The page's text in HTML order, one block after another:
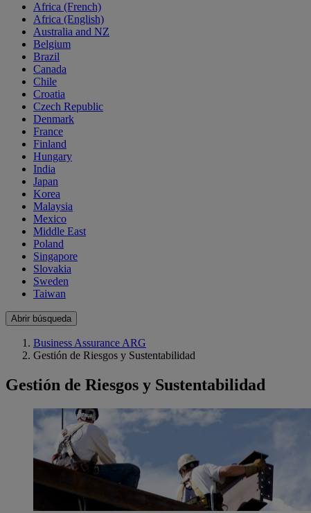
Africa (French)
Africa (English)
Australia and NZ
Belgium
Brazil
Canada
Chile
Croatia
Czech Republic
Denmark
France
Finland
Hungary
India
Japan
Korea
Malaysia
Mexico
Middle East
Poland
Singapore
Slovakia
Sweden
Taiwan
Abrir búsqueda
Business Assurance ARG
Gestión de Riesgos y Sustentabilidad
Gestión de Riesgos y Sustentabilidad